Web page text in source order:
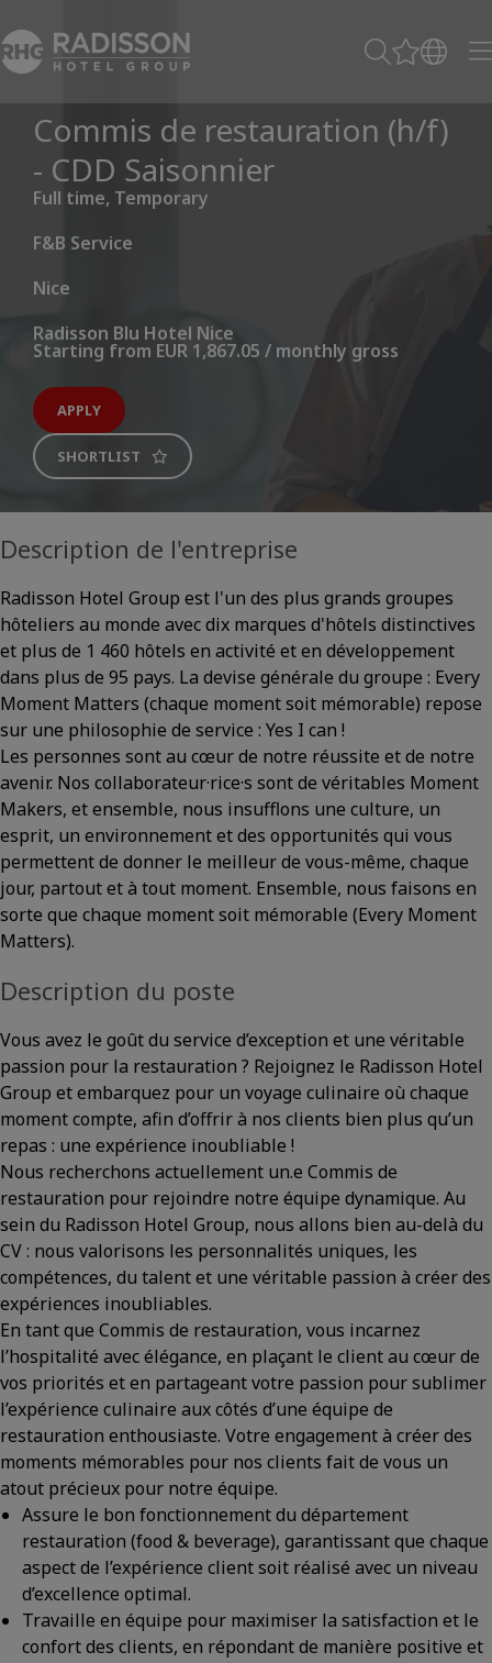
Commis de restauration (h/f)
- CDD Saisonnier
Starting from EUR 1,867.05 / monthly gross
Full time, Temporary
F&B Service
Nice
Radisson Blu Hotel Nice
APPLY
SHORTLIST
Description de l'entreprise
Radisson Hotel Group est l'un des plus grands groupes
hôteliers au monde avec dix marques d'hôtels distinctives
et plus de 1 460 hôtels en activité et en développement
dans plus de 95 pays. La devise générale du groupe : Every
Moment Matters (chaque moment soit mémorable) repose
sur une philosophie de service : Yes I can !
Les personnes sont au cœur de notre réussite et de notre
avenir. Nos collaborateur·rice·s sont de véritables Moment
Makers, et ensemble, nous insufflons une culture, un
esprit, un environnement et des opportunités qui vous
permettent de donner le meilleur de vous-même, chaque
jour, partout et à tout moment. Ensemble, nous faisons en
sorte que chaque moment soit mémorable (Every Moment
Matters).
Description du poste
Vous avez le goût du service d’exception et une véritable
passion pour la restauration ? Rejoignez le Radisson Hotel
Group et embarquez pour un voyage culinaire où chaque
moment compte, afin d’offrir à nos clients bien plus qu’un
repas : une expérience inoubliable !
Nous recherchons actuellement un.e Commis de
restauration pour rejoindre notre équipe dynamique. Au
sein du Radisson Hotel Group, nous allons bien au-delà du
CV : nous valorisons les personnalités uniques, les
compétences, du talent et une véritable passion à créer des
expériences inoubliables.
En tant que Commis de restauration, vous incarnez
l’hospitalité avec élégance, en plaçant le client au cœur de
vos priorités et en partageant votre passion pour sublimer
l’expérience culinaire aux côtés d’une équipe de
restauration enthousiaste. Votre engagement à créer des
moments mémorables pour nos clients fait de vous un
atout précieux pour notre équipe.
Assure le bon fonctionnement du département
restauration (food & beverage), garantissant que chaque
aspect de l’expérience client soit réalisé avec un niveau
d’excellence optimal.
Travaille en équipe pour maximiser la satisfaction et le
confort des clients, en répondant de manière positive et